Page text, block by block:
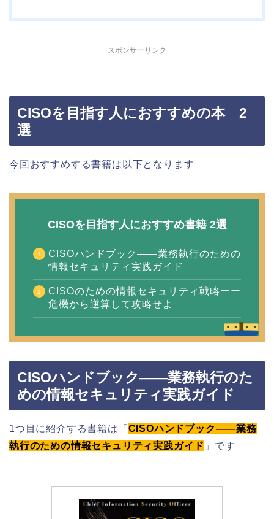
スポンサーリンク
CISOを目指す人におすすめの本 2
選
今回おすすめする書籍は以下となります
CISOを目指す人におすすめ書籍 2選
CISOハンドブック――業務執行のための
情報セキュリティ実践ガイド
CISOのための情報セキュリティ戦略ーー
危機から逆算して攻略せよ
CISOハンドブック――業務執行のた
めの情報セキュリティ実践ガイド
1つ目に紹介する書籍は「 CISOハンドブック――業務
執行のための情報セキュリティ実践ガイド 」です